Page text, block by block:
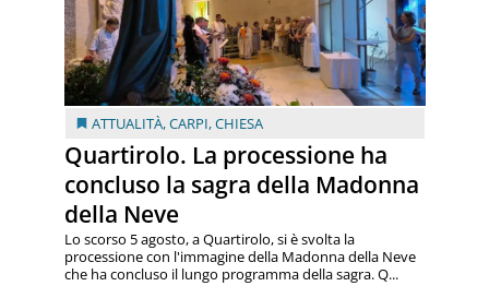
ATTUALITÀ,CARPI,CHIESA
Quartirolo. La processione ha
concluso la sagra della Madonna
della Neve
Lo scorso 5 agosto, a Quartirolo, si è svolta la
processione con l'immagine della Madonna della Neve
che ha concluso il lungo programma della sagra. Q...